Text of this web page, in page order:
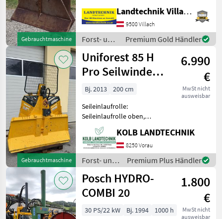
Gebrauchtmaschine
elektrohydr. Bedienung,
Schutzgitter Holzknecht
Seilwinde 270 E, Elektrische
Bedienung, 6 t Zugkraft, Sc
Landtechnik Villach GmbH
9500 Villach
Forst- und
Holztechnik
/
Holzknecht
Premium Gold Händler
Gebrauchtmaschine
Uniforest 85 H
Pro Seilwinde
Funkseilwinde
Forst
6.990
€
MwSt nicht
ausweisbar
Bj. 2013
200 cm
Seileinlaufrolle:
Seileinlaufrolle oben,
Zugleistung: 8, 5 Tonnen,
elektrohydr. Bedienung,
Schutzgitter, Funk,
Untersetzung ++KOLB
LANDTECHNIK++
✅UNIFOREST 85 H PRO Fun
KOLB LANDTECHNIK
8250 Vorau
Forst- und
Holztechnik
/ Uniforest
Premium Plus Händler
Posch HYDRO-
COMBI 20
1.800
€
MwSt nicht
ausweisbar
30 PS/22 kW Bj. 1994
1000 h